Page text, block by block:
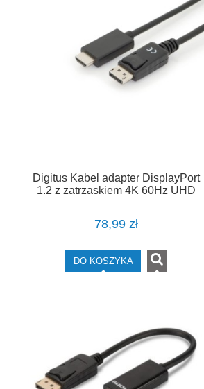
Digitus Kabel adapter DisplayPort
1.2 z zatrzaskiem 4K 60Hz UHD
78,99 zł
DO KOSZYKA